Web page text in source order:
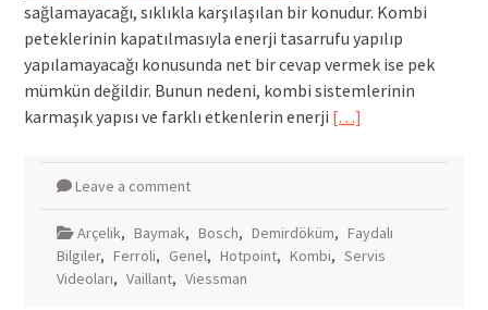
sağlamayacağı, sıklıkla karşılaşılan bir konudur. Kombi
peteklerinin kapatılmasıyla enerji tasarrufu yapılıp
yapılamayacağı konusunda net bir cevap vermek ise pek
mümkün değildir. Bunun nedeni, kombi sistemlerinin
karmaşık yapısı ve farklı etkenlerin enerji […]
Leave a comment
Arçelik, Baymak, Bosch, Demirdöküm, Faydalı
Bilgiler, Ferroli, Genel, Hotpoint, Kombi, Servis
Videoları, Vaillant, Viessman